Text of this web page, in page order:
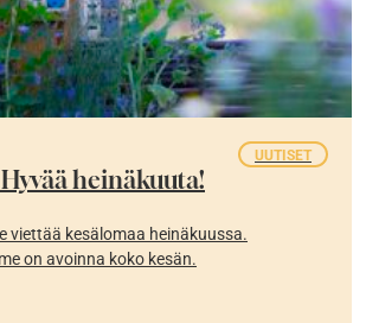
UUTISET
heinäkuuta!
viettää kesälomaa heinäkuussa.
on avoinna koko kesän.